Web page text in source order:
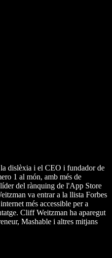
dislèxia i el CEO i fundador de
1 al món, amb més de
del rànquing de l'App Store
va entrar a la llista Forbes
més accessible per a
Cliff Weitzman ha aparegut
Mashable i altres mitjans